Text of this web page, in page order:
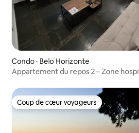
Condo · Belo Horizonte
Appartement du repos 2 – Zone
Coup de cœur voyageurs
Coup de cœur voyageurs